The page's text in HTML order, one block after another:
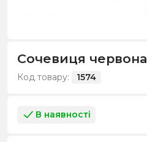
Сочевиця червона
Код товару: 1574
В наявності